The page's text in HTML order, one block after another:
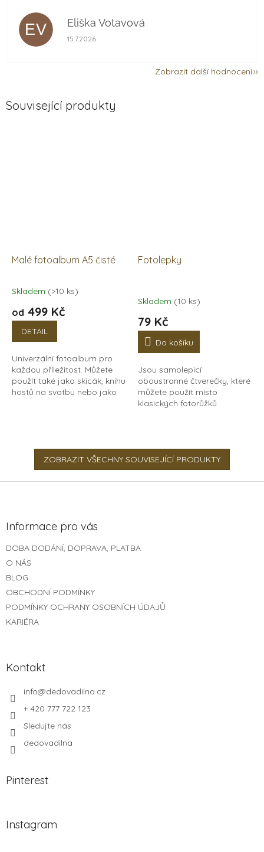
Související produkty
Malé fotoalbum A5 čisté
Průměrné
produktu
5,0
5
hvězdiček.
Skladem (>10 ks)
od 499 Kč
DETAIL
Univerzální fotoalbum pro
každou příležitost. Můžete
použít také jako skicák, knihu
hostů na svatbu nebo jako
Fotolepky
Skladem (10 ks)
79 Kč
Do košíku
Jsou samolepicí
oboustranné čtverečky, které
můžete použít místo
klasických fotorůžků.
vidět. Jsou...
ZOBRAZIT VŠECHNY SOUVISEJÍCÍ PRODUKTY
EV Eliška Votavová
Hodnocení obchodu je 5 z 5 hvězdiček.
15.7.2026
Zobrazit další hodnocení
Z
Informace pro vás
DOBA DODÁNÍ, DOPRAVA, PLATBA
O NÁS
BLOG
OBCHODNÍ PODMÍNKY
PODMÍNKY OCHRANY OSOBNÍCH ÚDAJŮ
KARIÉRA
Kontakt
info@dedovadilna.cz
+ 420 777 722 123
Sledujte nás
dedovadilna
Pinterest
Instagram